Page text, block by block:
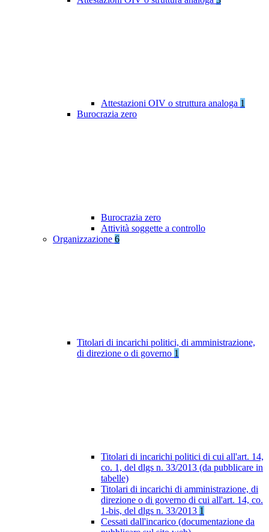
Attestazioni OIV o struttura analoga 1
Burocrazia zero
Burocrazia zero
Attività soggette a controllo
Organizzazione 6
Titolari di incarichi politici, di amministrazione,
di direzione o di governo 1
Titolari di incarichi politici di cui all'art. 14,
co. 1, del dlgs n. 33/2013 (da pubblicare in
tabelle)
Titolari di incarichi di amministrazione, di
direzione o di governo di cui all'art. 14, co.
1-bis, del dlgs n. 33/2013 1
Cessati dall'incarico (documentazione da